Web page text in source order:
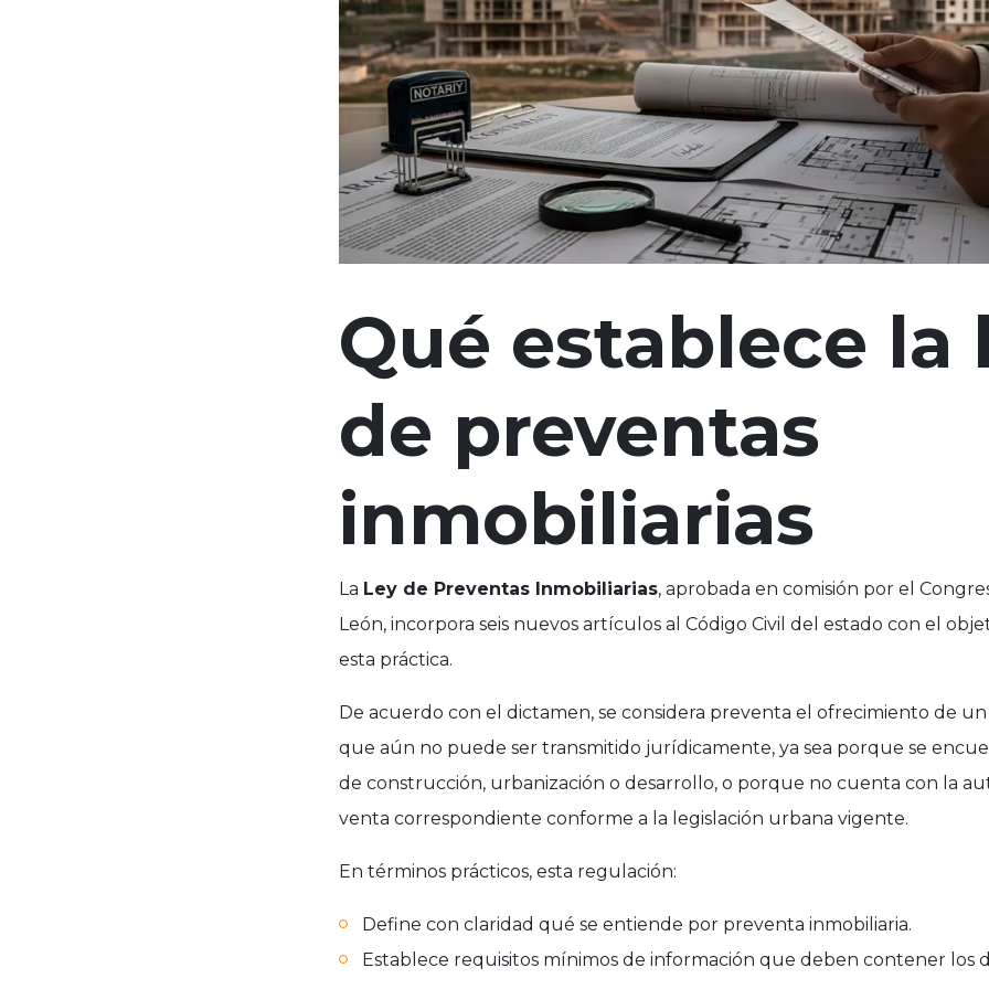
Qué establece la
de preventas
inmobiliarias
La Ley de Preventas Inmobiliarias, aprobada en comisión por el
León, incorpora seis nuevos artículos al Código Civil del estado con el
esta práctica.
De acuerdo con el dictamen, se considera preventa el ofrecimiento de
que aún no puede ser transmitido jurídicamente, ya sea porque se
de construcción, urbanización o desarrollo, o porque no cuenta con la
venta correspondiente conforme a la legislación urbana vigente.
En términos prácticos, esta regulación:
Define con claridad qué se entiende por preventa inmobiliaria.
Establece requisitos mínimos de información que deben contener los